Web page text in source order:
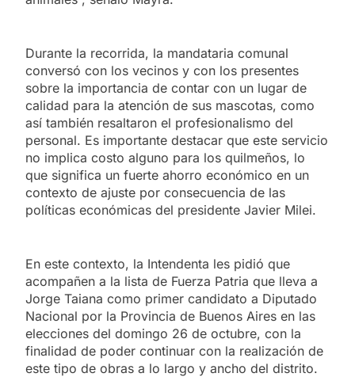
Durante la recorrida, la mandataria comunal
conversó con los vecinos y con los presentes
sobre la importancia de contar con un lugar de
calidad para la atención de sus mascotas, como
así también resaltaron el profesionalismo del
personal. Es importante destacar que este servicio
no implica costo alguno para los quilmeños, lo
que significa un fuerte ahorro económico en un
contexto de ajuste por consecuencia de las
políticas económicas del presidente Javier Milei.
En este contexto, la Intendenta les pidió que
acompañen a la lista de Fuerza Patria que lleva a
Jorge Taiana como primer candidato a Diputado
Nacional por la Provincia de Buenos Aires en las
elecciones del domingo 26 de octubre, con la
finalidad de poder continuar con la realización de
este tipo de obras a lo largo y ancho del distrito.